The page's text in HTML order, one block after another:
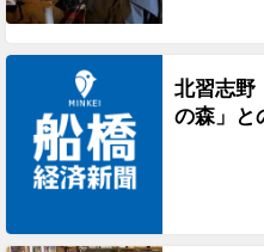
北習志野
の森」と